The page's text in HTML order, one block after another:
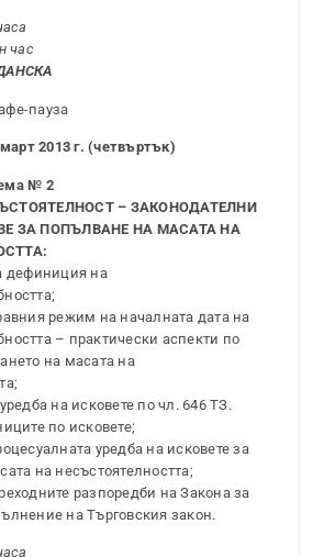
час
пауза
2013 г. (четвъртък)
№ 2
– ЗАКОНОДАТЕЛНИ
ЗА ПОПЪЛВАНЕ НА МАСАТА НА
дефиниция на
режим на началната дата на
– практически аспекти по
на масата на
на исковете по чл. 646 ТЗ.
по исковете;
уредба на исковете за
на несъстоятелността;
разпоредби на Закона за
на Търговския закон.